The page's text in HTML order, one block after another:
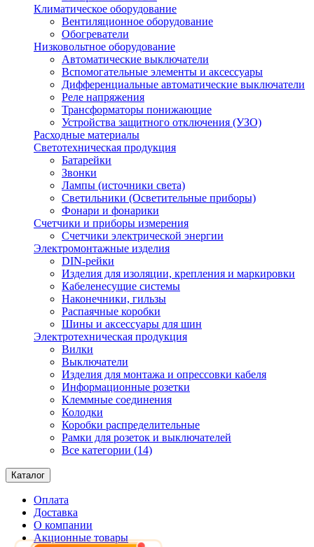
Климатическое оборудование
Вентиляционное оборудование
Обогреватели
Низковольтное оборудование
Автоматические выключатели
Вспомогательные элементы и аксессуары
Дифференциальные автоматические выключатели
Реле напряжения
Трансформаторы понижающие
Устройства защитного отключения (УЗО)
Расходные материалы
Светотехническая продукция
Батарейки
Звонки
Лампы (источники света)
Светильники (Осветительные приборы)
Фонари и фонарики
Счетчики и приборы измерения
Счетчики электрической энергии
Электромонтажные изделия
DIN-рейки
Изделия для изоляции, крепления и маркировки
Кабеленесущие системы
Наконечники, гильзы
Распаячные коробки
Шины и аксессуары для шин
Электротехническая продукция
Вилки
Выключатели
Изделия для монтажа и опрессовки кабеля
Информационные розетки
Клеммные соединения
Колодки
Коробки распределительные
Рамки для розеток и выключателей
Все категории (14)
Каталог
Оплата
Доставка
О компании
Акционные товары